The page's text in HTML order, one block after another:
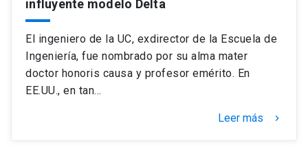
influyente modelo Delta
El ingeniero de la UC, exdirector de la Escuela de
Ingeniería, fue nombrado por su alma mater
doctor honoris causa y profesor emérito. En
EE.UU., en tan…
Leer más keyboard_arrow_right